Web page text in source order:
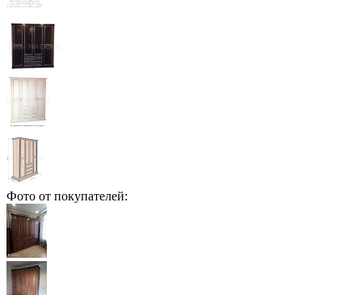
Фото от покупателей: